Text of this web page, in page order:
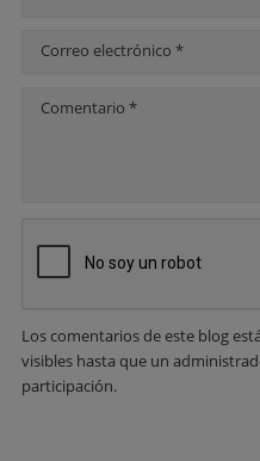
Correo electrónico *
Comentario *
Los comentarios de este blog
visibles hasta que un
participación.